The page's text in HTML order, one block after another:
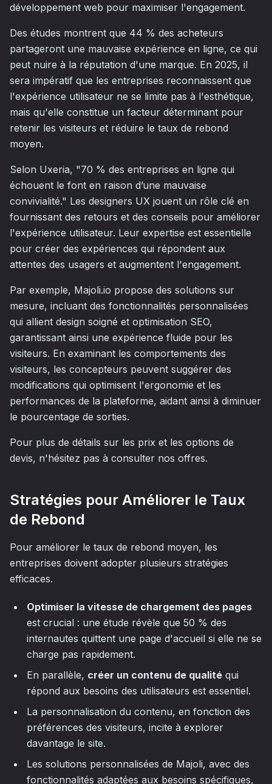
développement web pour maximiser l'engagement.
Des études montrent que 44 % des acheteurs
partageront une mauvaise expérience en ligne, ce qui
peut nuire à la réputation d'une marque. En 2025, il
sera impératif que les entreprises reconnaissent que
l'expérience utilisateur ne se limite pas à l'esthétique,
mais qu'elle constitue un facteur déterminant pour
retenir les visiteurs et réduire le taux de rebond
moyen.
Selon Uxeria, "70 % des entreprises en ligne qui
échouent le font en raison d’une mauvaise
convivialité." Les designers UX jouent un rôle clé en
fournissant des retours et des conseils pour améliorer
l'expérience utilisateur. Leur expertise est essentielle
pour créer des expériences qui répondent aux
attentes des usagers et augmentent l'engagement.
Par exemple, Majoli.io propose des solutions sur
mesure, incluant des fonctionnalités personnalisées
qui allient design soigné et optimisation SEO,
garantissant ainsi une expérience fluide pour les
visiteurs. En examinant les comportements des
visiteurs, les concepteurs peuvent suggérer des
modifications qui optimisent l'ergonomie et les
performances de la plateforme, aidant ainsi à diminuer
le pourcentage de sorties.
Pour plus de détails sur les prix et les options de
devis, n'hésitez pas à consulter nos offres.
Stratégies pour Améliorer le Taux
de Rebond
Pour améliorer le taux de rebond moyen, les
entreprises doivent adopter plusieurs stratégies
efficaces.
Optimiser la vitesse de chargement des pages
est crucial : une étude révèle que 50 % des
internautes quittent une page d'accueil si elle ne se
charge pas rapidement.
En parallèle, créer un contenu de qualité qui
répond aux besoins des utilisateurs est essentiel.
La personnalisation du contenu, en fonction des
préférences des visiteurs, incite à explorer
davantage le site.
Les solutions personnalisées de Majoli, avec des
fonctionnalités adaptées aux besoins spécifiques,